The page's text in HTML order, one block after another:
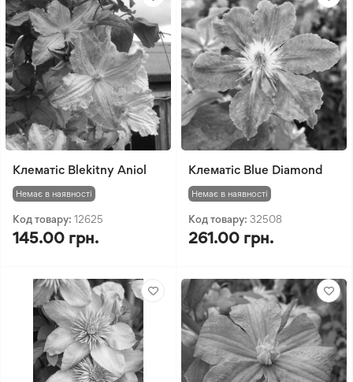
Клематіс Blekitny Aniol
Немає в наявності
Код товару: 12625
145.00 грн.
Клематіс Blue Diamond
Немає в наявності
Код товару: 32508
261.00 грн.